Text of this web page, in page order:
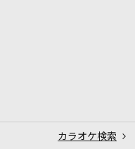
カラオケ検索